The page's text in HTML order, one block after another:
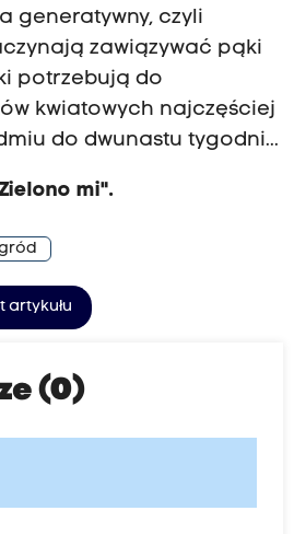
generatywny, czyli
zawiązywać pąki
potrzebują do
kwiatowych najczęściej
do dwunastu tygodni...
mi".
artykułu
(0)